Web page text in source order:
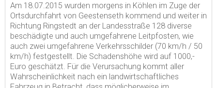
Am 18.07.2015 wurden morgens in Köhlen im Zuge der
Ortsdurchfahrt von Geestenseth kommend und weiter in
Richtung Ringstedt an der Landesstraße 128 diverse
beschädigte und auch umgefahrene Leitpfosten, wie
auch zwei umgefahrene Verkehrsschilder (70 km/h / 50
km/h) festgestellt. Die Schadenshöhe wird auf 1000,-
Euro geschätzt. Für die Verursachung kommt aller
Wahrscheinlichkeit nach ein landwirtschaftliches